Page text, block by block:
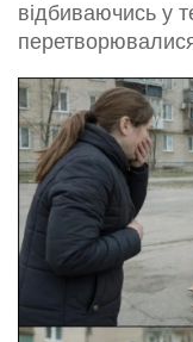
відбиваючись у